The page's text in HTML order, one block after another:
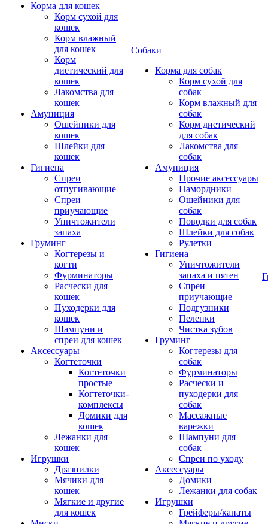
Корма для кошек
Корм сухой для
кошек
Корм влажный
для кошек
Корм
диетический для
кошек
Лакомства для
кошек
Амуниция
Ошейники для
кошек
Шлейки для
кошек
Гигиена
Спреи
отпугивающие
Спреи
приучающие
Уничтожители
запаха
Груминг
Когтерезы и
когти
Фурминаторы
Расчески для
кошек
Пуходерки для
кошек
Шампуни и
спреи для кошек
Аксессуары
Когтеточки
Когтеточки
простые
Когтеточки-
комплексы
Домики для
кошек
Лежанки для
кошек
Игрушки
Дразнилки
Мячики для
кошек
Мягкие и другие
для кошек
Собаки
Корма для собак
Корм сухой для
собак
Корм влажный для
собак
Корм диетический
для собак
Лакомства для
собак
Амуниция
Прочие аксессуары
Намордники
Ошейники для
собак
Поводки для собак
Шлейки для собак
Рулетки
Гигиена
Уничтожители
запаха и пятен
Спреи
приучающие
Подгузники
Пеленки
Чистка зубов
Груминг
Когтерезы для
собак
Фурминаторы
Расчески и
пуходерки для
собак
Массажные
варежки
Шампуни для
собак
Спреи по уходу
Аксессуары
Домики
Лежанки для собак
Игрушки
Грейферы/канаты